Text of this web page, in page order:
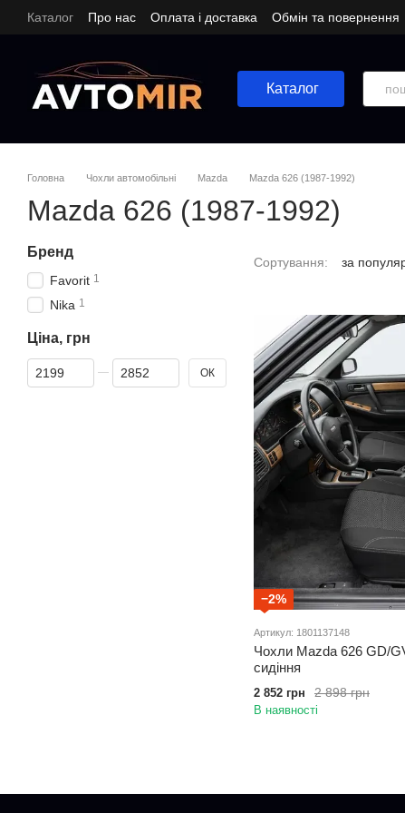
Перейти до основного контенту
Каталог Про нас Оплата і доставка Обмін та повернення
Каталог
Головна Чохли автомобільні Mazda Mazda 626 (1987-1992)
Mazda 626 (1987-1992)
Сортування: за
−2%
Артикул: 1801137148
Чохли Mazda 626 GD/
сидіння
2 898 грн
2 852 грн
В наявності
Бренд
Favorit 1
Nika 1
Ціна, грн
Від Ціна, грн
До Ціна, грн ОК